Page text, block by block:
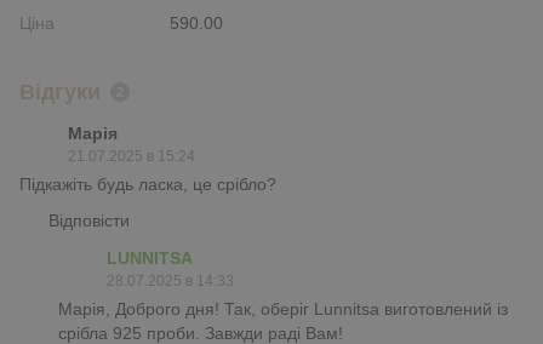
Ціна 590.00
Відгуки
Марія
21.07.2025 в 15:24
Підкажіть будь ласка, це срібло?
Відповісти
LUNNITSA
28.07.2025 в 14:33
Марія, Доброго дня! Так, оберіг Lunnitsa виготовлений із
срібла 925 проби. Завжди раді Вам!